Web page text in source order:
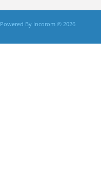
Powered By Incorom © 2026